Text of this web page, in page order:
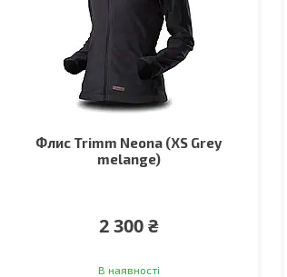
Флис Trimm Neona (XS Grey
melange)
2 300 ₴
В наявності